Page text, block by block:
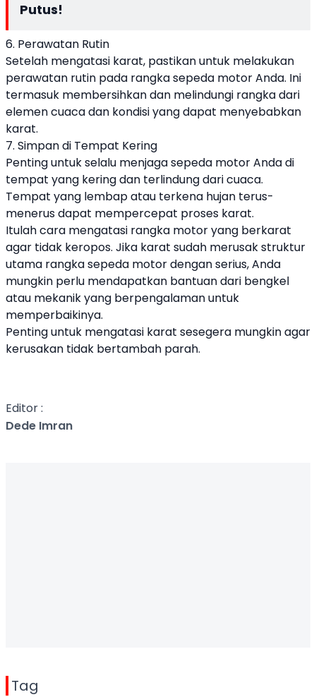
Putus!
6. Perawatan Rutin
Setelah mengatasi karat, pastikan untuk melakukan
perawatan rutin pada rangka sepeda motor Anda. Ini
termasuk membersihkan dan melindungi rangka dari
elemen cuaca dan kondisi yang dapat menyebabkan
karat.
7. Simpan di Tempat Kering
Penting untuk selalu menjaga sepeda motor Anda di
tempat yang kering dan terlindung dari cuaca.
Tempat yang lembap atau terkena hujan terus-
menerus dapat mempercepat proses karat.
Itulah cara mengatasi rangka motor yang berkarat
agar tidak keropos. Jika karat sudah merusak struktur
utama rangka sepeda motor dengan serius, Anda
mungkin perlu mendapatkan bantuan dari bengkel
atau mekanik yang berpengalaman untuk
memperbaikinya.
Penting untuk mengatasi karat sesegera mungkin agar
kerusakan tidak bertambah parah.
Editor :
Dede Imran
Tag